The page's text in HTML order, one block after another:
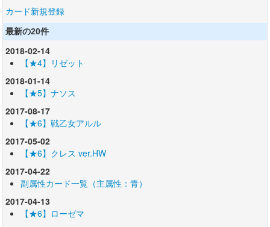
カード新規登録
最新の20件
2018-02-14
【★4】リゼット
2018-01-14
【★5】ナソス
2017-08-17
【★6】戦乙女アルル
2017-05-02
【★6】クレス ver.HW
2017-04-22
副属性カード一覧（主属性：青）
2017-04-13
【★6】ローゼマ